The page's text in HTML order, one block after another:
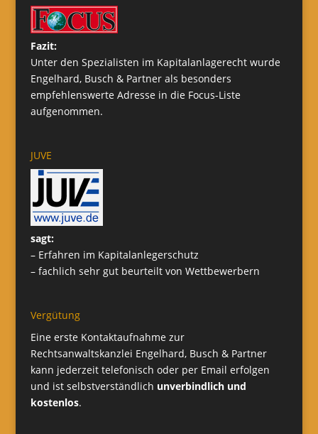
Fazit:
Unter den Spezialisten im Kapitalanlagerecht wurde
Engelhard, Busch & Partner als besonders
empfehlenswerte Adresse in die Focus-Liste
aufgenommen.
JUVE
sagt:
– Erfahren im Kapitalanlegerschutz
– fachlich sehr gut beurteilt von Wettbewerbern
Vergütung
Eine erste Kontaktaufnahme zur
Rechtsanwaltskanzlei Engelhard, Busch & Partner
kann jederzeit telefonisch oder per Email erfolgen
und ist selbstverständlich unverbindlich und
kostenlos.